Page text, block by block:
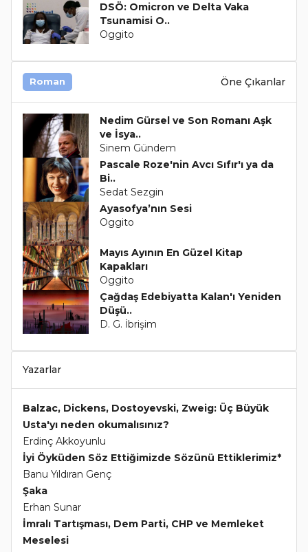
DSÖ: Omicron ve Delta Vaka
Tsunamisi O..
Oggito
Roman Öne Çıkanlar
Nedim Gürsel ve Son Romanı Aşk
ve İsya..
Sinem Gündem
Pascale Roze'nin Avcı Sıfır'ı ya da
Bi..
Sedat Sezgin
Ayasofya’nın Sesi
Oggito
Mayıs Ayının En Güzel Kitap
Kapakları
Oggito
Çağdaş Edebiyatta Kalan'ı Yeniden
Düşü..
D. G. İbrişim
Yazarlar
Balzac, Dickens, Dostoyevski, Zweig: Üç Büyük
Usta'yı neden okumalısınız?
Erdinç Akkoyunlu
İyi Öyküden Söz Ettiğimizde Sözünü Ettiklerimiz*
Banu Yıldıran Genç
Şaka
Erhan Sunar
İmralı Tartışması, Dem Parti, CHP ve Memleket
Meselesi